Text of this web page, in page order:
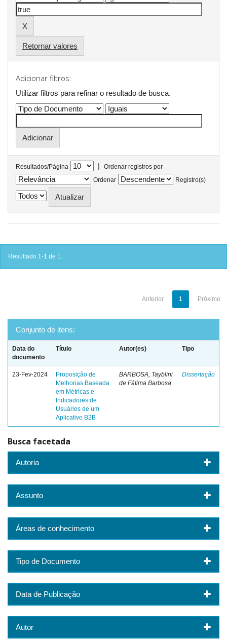
Retornar valores
Adicionar filtros:
Utilizar filtros para refinar o resultado de busca.
Resultados/Página |
Ordenar registros por
Ordenar
Registro(s)
Resultado 1-1 de 1.
Anterior 1 Próximo
Conjunto de itens:
Data do
documento
Título Autor(es) Tipo
23-Fev-2024
Proposição de
Melhorias Baseada
em Métricas e
Indicadores de
Usuários de um
Aplicativo B2B
BARBOSA, Tayblini
de Fátima Barbosa
Dissertação
Busca facetada
Autoria
Assunto
Áreas de conhecimento
Tipo de Documento
Data de Publicação
Autor